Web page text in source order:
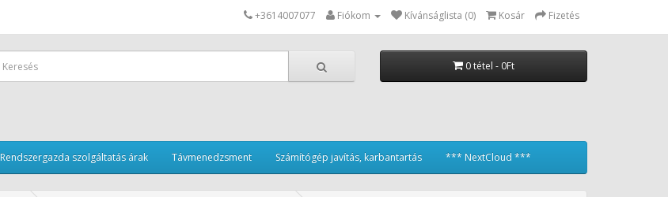
+3614007077 Fiókom Kívánságlista (0) Kosár Fizetés
0 tétel - 0Ft
Rendszergazda szolgáltatás árak Távmenedzsment Számítógép javítás, karbantartás *** NextCloud ***